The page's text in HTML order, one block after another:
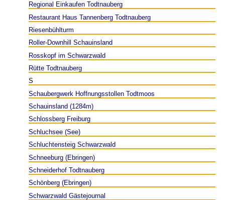
Regional Einkaufen Todtnauberg
Restaurant Haus Tannenberg Todtnauberg
Riesenbühlturm
Roller-Downhill Schauinsland
Rosskopf im Schwarzwald
Rütte Todtnauberg
S
Schaubergwerk Hoffnungsstollen Todtmoos
Schauinsland (1284m)
Schlossberg Freiburg
Schluchsee (See)
Schluchtensteig Schwarzwald
Schneeburg (Ebringen)
Schneiderhof Todtnauberg
Schönberg (Ebringen)
Schwarzwald Gästejournal